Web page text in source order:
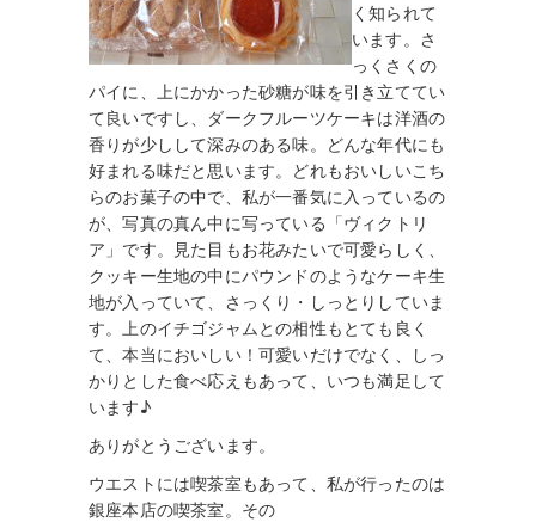
く知られて
います。さ
っくさくの
パイに、上にかかった砂糖が味を引き立ててい
て良いですし、ダークフルーツケーキは洋酒の
香りが少しして深みのある味。どんな年代にも
好まれる味だと思います。どれもおいしいこち
らのお菓子の中で、私が一番気に入っているの
が、写真の真ん中に写っている「ヴィクトリ
ア」です。見た目もお花みたいで可愛らしく、
クッキー生地の中にパウンドのようなケーキ生
地が入っていて、さっくり・しっとりしていま
す。上のイチゴジャムとの相性もとても良く
て、本当においしい！可愛いだけでなく、しっ
かりとした食べ応えもあって、いつも満足して
います♪
ありがとうございます。
ウエストには喫茶室もあって、私が行ったのは
銀座本店の喫茶室。 その